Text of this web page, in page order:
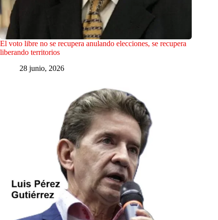
El voto libre no se recupera anulando elecciones, se recupera
liberando territorios
28 junio, 2026